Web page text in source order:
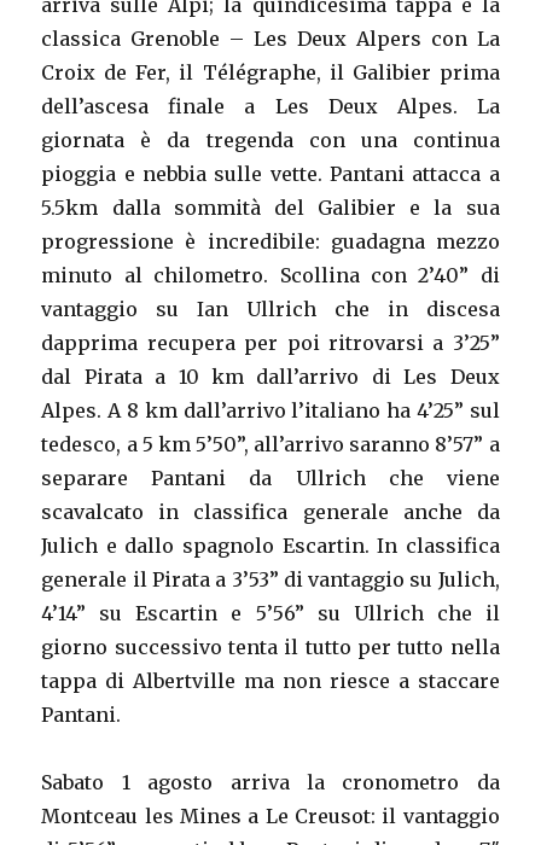
arriva sulle Alpi; la quindicesima tappa è la
classica Grenoble – Les Deux Alpers con La
Croix de Fer, il Télégraphe, il Galibier prima
dell’ascesa finale a Les Deux Alpes. La
giornata è da tregenda con una continua
pioggia e nebbia sulle vette. Pantani attacca a
5.5km dalla sommità del Galibier e la sua
progressione è incredibile: guadagna mezzo
minuto al chilometro. Scollina con 2’40” di
vantaggio su Ian Ullrich che in discesa
dapprima recupera per poi ritrovarsi a 3’25”
dal Pirata a 10 km dall’arrivo di Les Deux
Alpes. A 8 km dall’arrivo l’italiano ha 4’25” sul
tedesco, a 5 km 5’50”, all’arrivo saranno 8’57” a
separare Pantani da Ullrich che viene
scavalcato in classifica generale anche da
Julich e dallo spagnolo Escartin. In classifica
generale il Pirata a 3’53” di vantaggio su Julich,
4’14” su Escartin e 5’56” su Ullrich che il
giorno successivo tenta il tutto per tutto nella
tappa di Albertville ma non riesce a staccare
Pantani.
Sabato 1 agosto arriva la cronometro da
Montceau les Mines a Le Creusot: il vantaggio